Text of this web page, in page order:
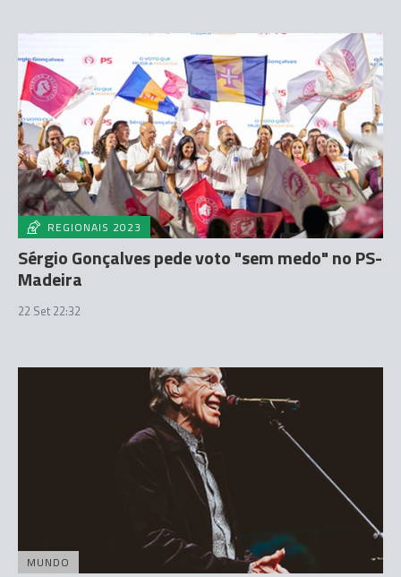
REGIONAIS 2023
Sérgio Gonçalves pede voto "sem medo" no PS-
Madeira
22 Set 22:32
MUNDO